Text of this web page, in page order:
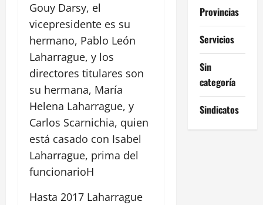
Gouy Darsy, el
vicepresidente es su
hermano, Pablo León
Laharrague, y los
directores titulares son
su hermana, María
Helena Laharrague, y
Carlos Scarnichia, quien
está casado con Isabel
Laharrague, prima del
funcionarioH
Hasta 2017 Laharrague
Provincias
Servicios
Sin
categoría
Sindicatos